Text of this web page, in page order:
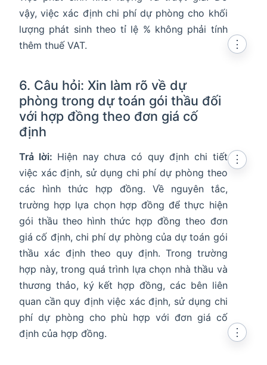
vậy, việc xác định chi phí dự phòng cho khối
lượng phát sinh theo tỉ lệ % không phải tính
thêm thuế VAT.
6. Câu hỏi: Xin làm rõ về dự
phòng trong dự toán gói thầu đối
với hợp đồng theo đơn giá cố
định
⋮
Trả lời: Hiện nay chưa có quy định chi tiết
việc xác định, sử dụng chi phí dự phòng theo
các hình thức hợp đồng. Về nguyên tắc,
trường hợp lựa chọn hợp đồng để thực hiện
gói thầu theo hình thức hợp đồng theo đơn
giá cố định, chi phí dự phòng của dự toán gói
thầu xác định theo quy định. Trong trường
hợp này, trong quá trình lựa chọn nhà thầu và
thương thảo, ký kết hợp đồng, các bên liên
quan cần quy định việc xác định, sử dụng chi
phí dự phòng cho phù hợp với đơn giá cố
định của hợp đồng.
⋮
⋮